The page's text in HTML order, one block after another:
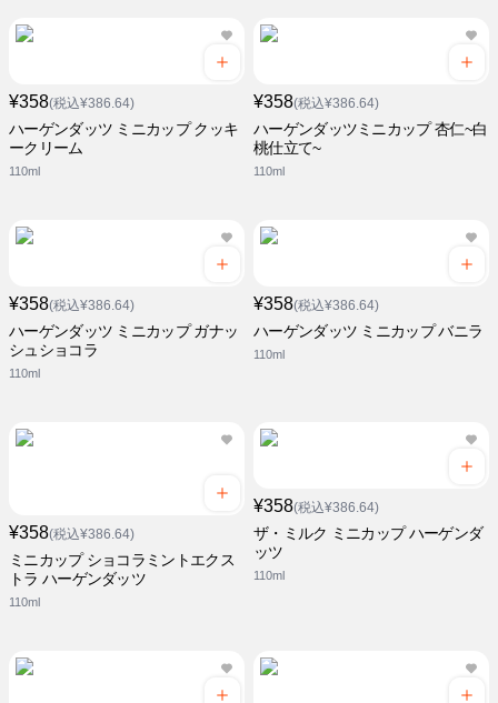
¥358(税込¥386.64)
ハーゲンダッツ ミニカップ クッキ
ークリーム
110ml
¥358(税込¥386.64)
ハーゲンダッツミニカップ 杏仁~白
桃仕立て~
110ml
¥358(税込¥386.64)
ハーゲンダッツ ミニカップ ガナッ
シュショコラ
110ml
¥358(税込¥386.64)
ハーゲンダッツ ミニカップ バニラ
110ml
¥358(税込¥386.64)
ミニカップ ショコラミントエクス
トラ ハーゲンダッツ
110ml
¥358(税込¥386.64)
ザ・ミルク ミニカップ ハーゲンダ
ッツ
110ml